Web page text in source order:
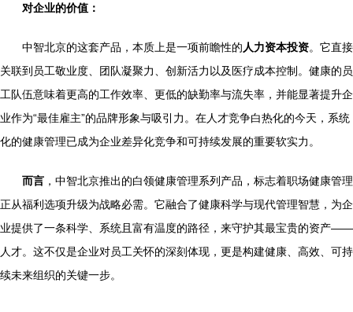
对企业的价值：
中智北京的这套产品，本质上是一项前瞻性的 人力资本投资。它直接
关联到员工敬业度、团队凝聚力、创新活力以及医疗成本控制。健康的员
工队伍意味着更高的工作效率、更低的缺勤率与流失率，并能显著提升企
业作为“最佳雇主”的品牌形象与吸引力。在人才竞争白热化的今天，系统
化的健康管理已成为企业差异化竞争和可持续发展的重要软实力。
而言 ，中智北京推出的白领健康管理系列产品，标志着职场健康管理
正从福利选项升级为战略必需。它融合了健康科学与现代管理智慧，为企
业提供了一条科学、系统且富有温度的路径，来守护其最宝贵的资产——
人才。这不仅是企业对员工关怀的深刻体现，更是构建健康、高效、可持
续未来组织的关键一步。